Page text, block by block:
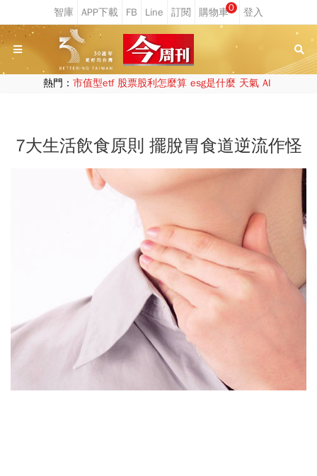
0
熱門： 市值型etf 股票股利怎麼算 esg是什麼 天氣 AI
7大生活飲食原則 擺脫胃食道逆流作怪